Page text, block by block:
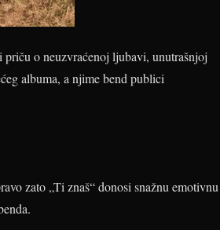
o neuzvraćenoj ljubavi, unutrašnjoj
albuma, a njime bend publici
zato „Ti znaš“ donosi snažnu emotivnu